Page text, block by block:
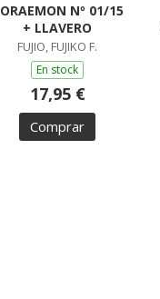
Nº 01/15
+ LLAVERO
FUJIO, FUJIKO F.
En stock
17,95 €
Comprar